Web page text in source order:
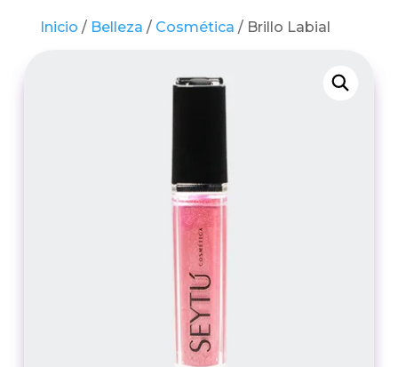
Inicio / Belleza / Cosmética / Brillo Labial